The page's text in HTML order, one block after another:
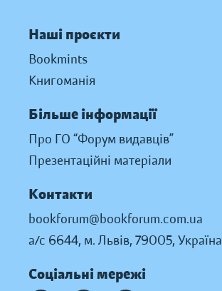
Наші проєкти
Bookmints
Книгоманія
Більше інформації
Про ГО “Форум видавців”
Презентаційні матеріали
Контакти
bookforum@bookforum.com.ua
а/с 6644, м. Львів, 79005, Україна
Соціальні мережі